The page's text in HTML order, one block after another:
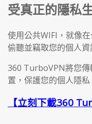
受真正的隱私
使用公共WIFI，就像
偷聽並竊取您的個人資
360 TurboVPN將您傳
置，保護您的個人隱
【立刻下載360